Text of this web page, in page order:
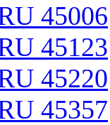
45006
45123
45220
45357